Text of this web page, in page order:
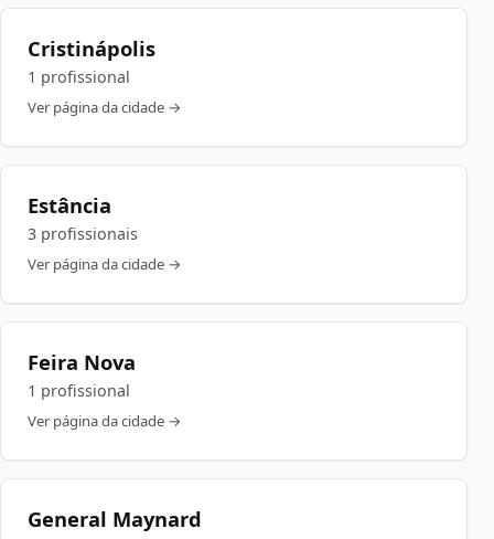
Cristinápolis
1 profissional
Ver página da cidade →
Estância
3 profissionais
Ver página da cidade →
Feira Nova
1 profissional
Ver página da cidade →
General Maynard